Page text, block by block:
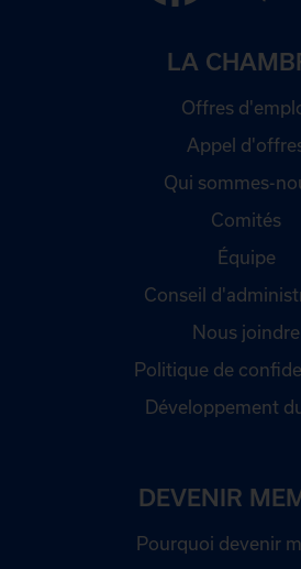
LA
Offres
Appel
Qui sommes-
Comités
Équipe
Conseil
Nous joindre
Politique de
Développement
DEVENIR
Pourquoi devenir